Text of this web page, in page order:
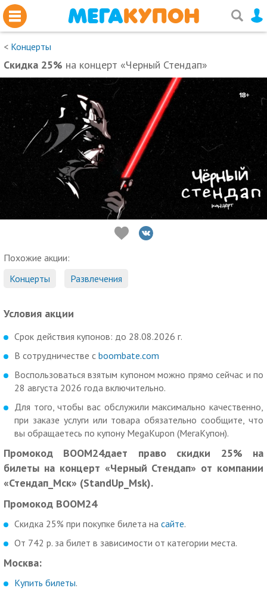
< Концерты
Скидка 25% на концерт «Черный Стендап»
Похожие акции:
Концерты
Развлечения
Условия акции
Срок действия купонов: до 28.08.2026 г.
В сотрудничестве с boombate.com
Воспользоваться взятым купоном можно прямо сейчас и по
28 августа 2026 года включительно.
Для того, чтобы вас обслужили максимально качественно,
при заказе услуги или товара обязательно сообщите, что
вы обращаетесь по купону MegaKupon (МегаКупон).
Промокод BOOM24дает право скидки 25% на
билеты на концерт «Черный Стендап» от компании
«Стендап_Мск» (StandUp_Msk).
Промокод BOOM24
Скидка 25% при покупке билета на сайте.
От 742 р. за билет в зависимости от категории места.
Москва:
Купить билеты.